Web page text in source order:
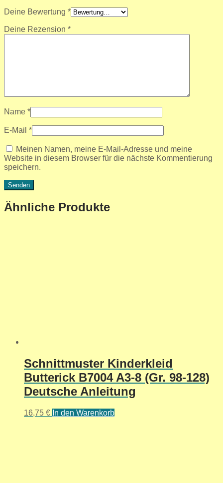
Deine Bewertung *
Deine Rezension *
Name *
E-Mail *
Meinen Namen, meine E-Mail-Adresse und meine
Website in diesem Browser für die nächste Kommentierung
speichern.
Ähnliche Produkte
Schnittmuster Kinderkleid
Butterick B7004 A3-8 (Gr. 98-128)
Deutsche Anleitung
16,75 € In den Warenkorb